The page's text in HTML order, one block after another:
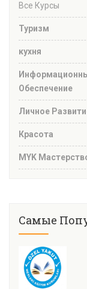
Все Курсы
Туризм
кухня
Обеспечение
Личное
Красота
MYK
Самые